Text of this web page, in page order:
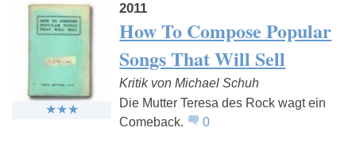
2011
How To Compose Popular
Songs That Will Sell
Kritik von Michael Schuh
Die Mutter Teresa des Rock wagt ein
Comeback.
0